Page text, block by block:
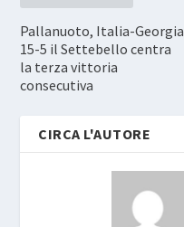
Pallanuoto, Italia-Georgia
15-5 il Settebello centra
la terza vittoria
consecutiva
CIRCA L'AUTORE